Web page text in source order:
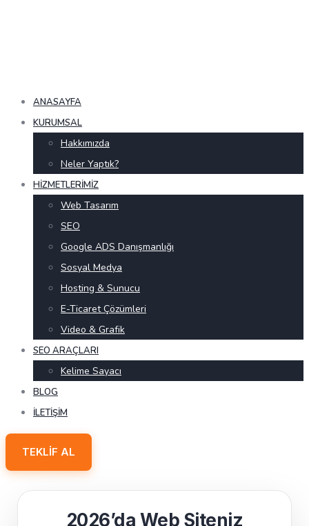
ANASAYFA
KURUMSAL
Hakkımızda
Neler Yaptık?
HIZMETLERIMIZ
Web Tasarım
SEO
Google ADS Danışmanlığı
Sosyal Medya
Hosting & Sunucu
E-Ticaret Çözümleri
Video & Grafik
SEO ARAÇLARI
Kelime Sayacı
BLOG
İLETIŞIM
TEKLIF AL
2026’da Web Siteniz